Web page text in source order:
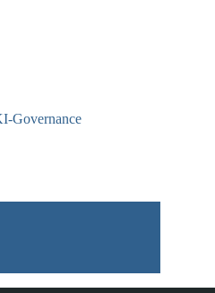
Governance